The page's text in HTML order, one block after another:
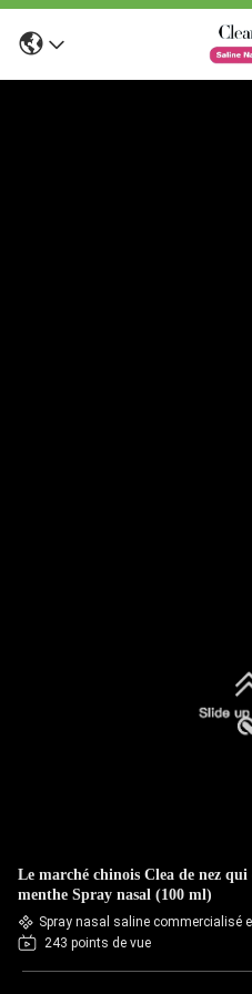
Le marché chinois Clea de nez qui
menthe Spray nasal (100 ml)
Spray nasal saline commercialisé
243 points de vue